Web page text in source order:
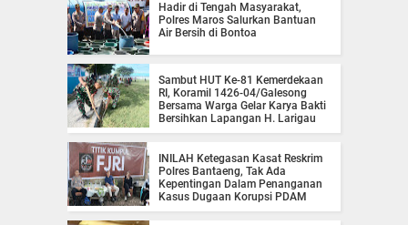
Hadir di Tengah Masyarakat,
Polres Maros Salurkan Bantuan
Air Bersih di Bontoa
Sambut HUT Ke-81 Kemerdekaan
RI, Koramil 1426-04/Galesong
Bersama Warga Gelar Karya Bakti
Bersihkan Lapangan H. Larigau
INILAH Ketegasan Kasat Reskrim
Polres Bantaeng, Tak Ada
Kepentingan Dalam Penanganan
Kasus Dugaan Korupsi PDAM